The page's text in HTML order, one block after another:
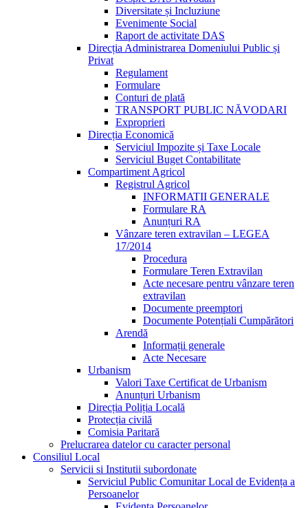
Diversitate și Incluziune
Evenimente Social
Raport de activitate DAS
Direcția Administrarea Domeniului Public și
Privat
Regulament
Formulare
Conturi de plată
TRANSPORT PUBLIC NĂVODARI
Exproprieri
Direcția Economică
Serviciul Impozite și Taxe Locale
Serviciul Buget Contabilitate
Compartiment Agricol
Registrul Agricol
INFORMATII GENERALE
Formulare RA
Anunțuri RA
Vânzare teren extravilan – LEGEA
17/2014
Procedura
Formulare Teren Extravilan
Acte necesare pentru vânzare teren
extravilan
Documente preemptori
Documente Potențiali Cumpărători
Arendă
Informații generale
Acte Necesare
Urbanism
Valori Taxe Certificat de Urbanism
Anunțuri Urbanism
Direcția Poliția Locală
Protecția civilă
Comisia Paritară
Prelucrarea datelor cu caracter personal
Consiliul Local
Servicii si Institutii subordonate
Serviciul Public Comunitar Local de Evidența a
Persoanelor